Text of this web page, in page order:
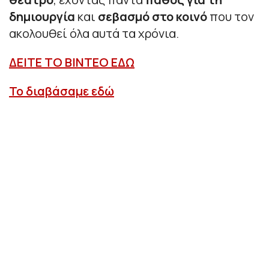
δημιουργία και σεβασμό στο κοινόπου τον
ακολουθεί όλα αυτά τα χρόνια.
ΔΕΙΤΕ ΤΟ ΒΙΝΤΕΟ ΕΔΩ
Το διαβάσαμε εδώ